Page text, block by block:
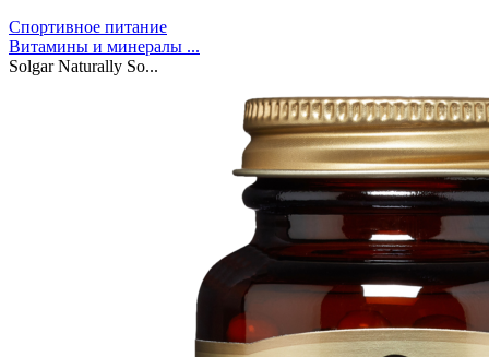
Спортивное питание
Витамины и минералы ...
Solgar Naturally So...